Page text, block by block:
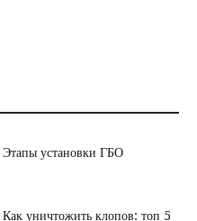
Этапы установки ГБО
Как уничтожить клопов: топ 5